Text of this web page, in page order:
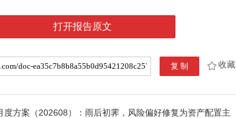
打开报告原文
收藏
度方案（202608）：雨后初霁，风险偏好修复为资产配置主